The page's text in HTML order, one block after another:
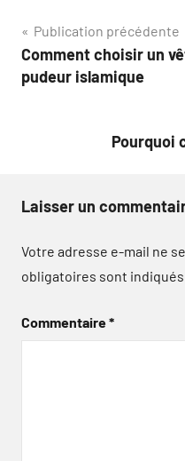
Navigation
de
Publication précédente
Comment choisir un
pudeur islamique
Pourquoi
Laisser un
Votre adresse e-mail ne
obligatoires sont
Commentaire*